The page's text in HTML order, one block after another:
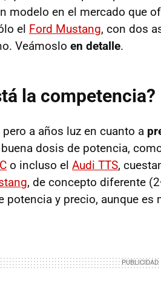
modelo en el mercado que
el Ford Mustang, con dos
Veámoslo en detalle.
la competencia?
pero a años luz en cuanto a
dosis de potencia,
o incluso el Audi TTS,
, de concepto diferente
potencia y precio, aunque es